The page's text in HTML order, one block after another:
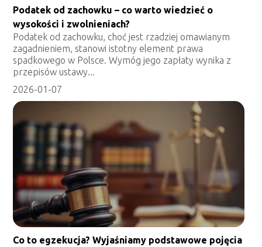
Podatek od zachowku – co warto wiedzieć o
wysokości i zwolnieniach?
Podatek od zachowku, choć jest rzadziej omawianym
zagadnieniem, stanowi istotny element prawa
spadkowego w Polsce. Wymóg jego zapłaty wynika z
przepisów ustawy...
2026-01-07
Co to egzekucja? Wyjaśniamy podstawowe pojęcia